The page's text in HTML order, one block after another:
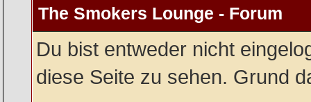
The Smokers Lounge - Forum
Du bist entweder nicht
diese Seite zu sehen. Grund